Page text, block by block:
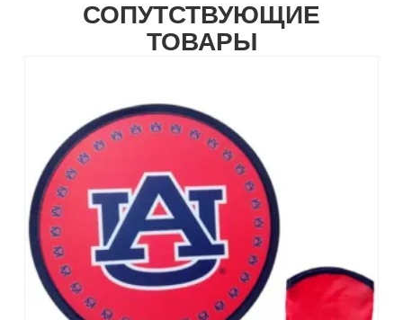
СОПУТСТВУЮЩИЕ
ТОВАРЫ